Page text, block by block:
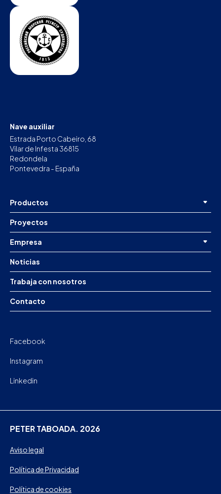
Nave auxiliar
Estrada Porto Cabeiro, 68
Vilar de Infesta 36815
Redondela
Pontevedra - España
Productos
Proyectos
Empresa
Noticias
Trabaja con nosotros
Contacto
Facebook
Instagram
Linkedin
PETER TABOADA. 2026
Aviso legal
Política de Privacidad
Política de cookies